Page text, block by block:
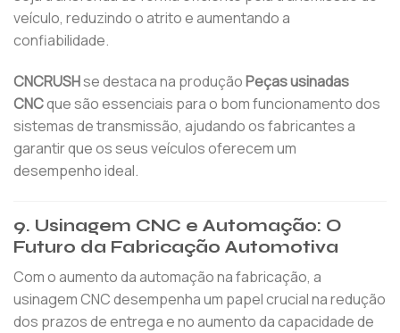
veículo, reduzindo o atrito e aumentando a
confiabilidade.
CNCRUSHse destaca na produçãoPeças usinadas
CNCque são essenciais para o bom funcionamento dos
sistemas de transmissão, ajudando os fabricantes a
garantir que os seus veículos oferecem um
desempenho ideal.
9. Usinagem CNC e Automação: O
Futuro da Fabricação Automotiva
Com o aumento da automação na fabricação, a
usinagem CNC desempenha um papel crucial na redução
dos prazos de entrega e no aumento da capacidade de